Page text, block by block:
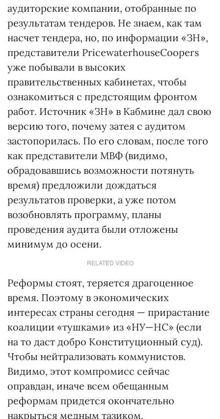
аудиторские компании, отобранные по
результатам тендеров. Не знаем, как там
насчет тендера, но, по информации «ЗН»,
представители PricewaterhouseCoopers
уже побывали в высоких
правительственных кабинетах, чтобы
ознакомиться с предстоящим фронтом
работ. Источник «ЗН» в Кабмине дал свою
версию того, почему затея с аудитом
застопорилась. По его словам, после того
как представители МВФ (видимо,
обрадовавшись возможности потянуть
время) предложили дождаться
результатов проверки, а уже потом
возобновлять программу, планы
проведения аудита были отложены
минимум до осени.
RELATED VIDEO
Реформы стоят, теряется драгоценное
время. Поэтому в экономических
интересах страны сегодня — прирастание
коалиции «тушками» из «НУ—НС» (если
на то даст добро Конституционный суд).
Чтобы нейтрализовать коммунистов.
Видимо, этот компромисс сейчас
оправдан, иначе всем обещанным
реформам придется окончательно
накрыться медным тазиком.